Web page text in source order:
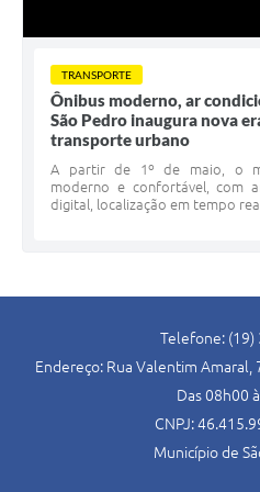
TRANSPORTE
Ônibus moderno, ar
São Pedro inaugura nova
transporte urbano
A partir de 1º de maio, o
moderno e confortável, com
digital, localização em tempo
Telefone: (19)
Endereço: Rua Valentim Amaral,
Das 08h00
CNPJ:
Município de